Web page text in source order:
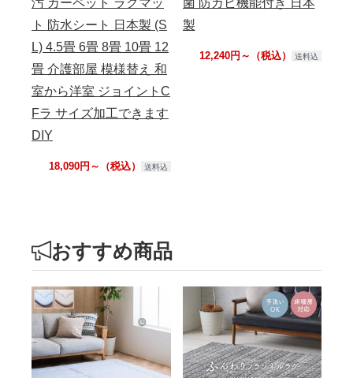
ト 防水シート 日本製 (S
L) 4.5畳 6畳 8畳 10畳 12
畳 介護部屋 模様替え 和
室から洋室 ジョイントC
Fラ サイズ加工できます
DIY
18,090円～（税込） 送料込
製
12,240円～（税込） 送料込
おすすめ商品